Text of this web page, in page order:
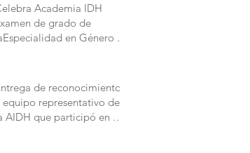
Academia IDH
de grado de
en Género y
de reconocimientos
equipo representativo de
AIDH que participó en el